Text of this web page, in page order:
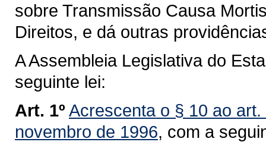
sobre Transmissão Causa
Direitos, e dá outras
A Assembleia Legislativa do
seguinte lei:
Art. 1º Acrescenta o § 10 ao art.
novembro de 1996, com a